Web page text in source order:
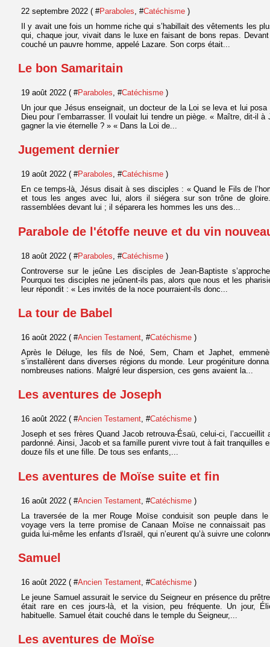
22 septembre 2022 ( #Paraboles , #Catéchisme )
Il y avait une fois un homme riche qui s’habillait des vêtements les
qui, chaque jour, vivait dans le luxe en faisant de bons repas.
couché un pauvre homme, appelé Lazare. Son corps était...
Le bon Samaritain
19 août 2022 ( #Paraboles, #Catéchisme )
Un jour que Jésus enseignait, un docteur de la Loi se leva et lui
Dieu pour l’embarrasser. Il voulait lui tendre un piège. « Maître, dit-il
gagner la vie éternelle ? » « Dans la Loi de...
Jugement dernier
19 août 2022 ( #Paraboles, #Catéchisme )
En ce temps-là, Jésus disait à ses disciples : « Quand le Fils de
et tous les anges avec lui, alors il siégera sur son trône de
rassemblées devant lui ; il séparera les hommes les uns des...
Parabole de l'étoffe neuve et du vin
18 août 2022 ( #Paraboles , #Catéchisme )
Controverse sur le jeûne Les disciples de Jean-Baptiste
Pourquoi tes disciples ne jeûnent-ils pas, alors que nous et les
leur répondit : « Les invités de la noce pourraient-ils donc...
La tour de Babel
16 août 2022 ( #Ancien Testament, #Catéchisme )
Après le Déluge, les fils de Noé, Sem, Cham et Japhet,
s’installèrent dans diverses régions du monde. Leur progéniture
nombreuses nations. Malgré leur dispersion, ces gens avaient la...
Les aventures de Joseph
16 août 2022 ( #Ancien Testament, #Catéchisme )
Joseph et ses frères Quand Jacob retrouva-Ésaü, celui-ci,
pardonné. Ainsi, Jacob et sa famille purent vivre tout à fait tranquilles
douze fils et une fille. De tous ses enfants,...
Les aventures de Moïse suite et fin
16 août 2022 ( #Ancien Testament , #Catéchisme )
La traversée de la mer Rouge Moïse conduisit son peuple dans
voyage vers la terre promise de Canaan Moïse ne connaissait pas
guida lui-même les enfants d’Israël, qui n’eurent qu’à suivre une
Samuel
16 août 2022 ( #Ancien Testament, #Catéchisme )
Le jeune Samuel assurait le service du Seigneur en présence du
était rare en ces jours-là, et la vision, peu fréquente. Un jour,
habituelle. Samuel était couché dans le temple du Seigneur,...
Les aventures de Moïse